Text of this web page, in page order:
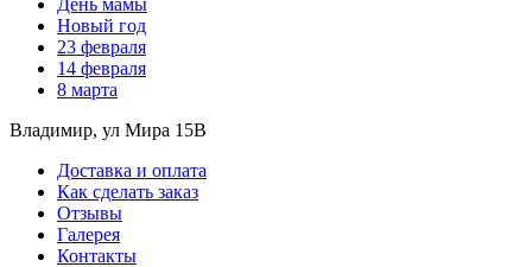
День мамы
Новый год
23 февраля
14 февраля
8 марта
Владимир, ул Мира 15B
Доставка и оплата
Как сделать заказ
Отзывы
Галерея
Контакты